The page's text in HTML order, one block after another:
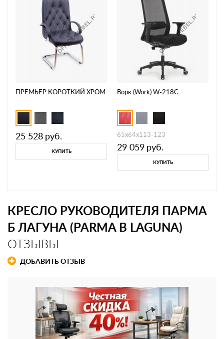
ПРЕМЬЕР КОРОТКИЙ ХРОМ
25 528 руб.
КУПИТЬ
Ворк (Work) W-218C
65х64х113-123
29 059 руб.
КУПИТЬ
КРЕСЛО РУКОВОДИТЕЛЯ ПАРМА
Б ЛАГУНА (PARMA B LAGUNA)
ОТЗЫВЫ
ДОБАВИТЬ ОТЗЫВ